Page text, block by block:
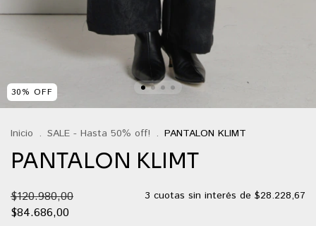
30% OFF
Inicio . SALE - Hasta 50% off! . PANTALON KLIMT
PANTALON KLIMT
$120.980,00
$84.686,00
3 cuotas sin interés de $28.228,67